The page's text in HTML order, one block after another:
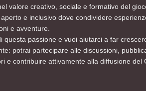
valore creativo, sociale e formativo del
e inclusivo dove condividere
e avventure.
questa passione e vuoi aiutarci a far
potrai partecipare alle discussioni,
e contribuire attivamente alla diffusione del